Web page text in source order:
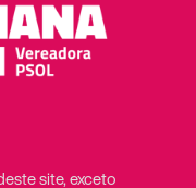
site, exceto